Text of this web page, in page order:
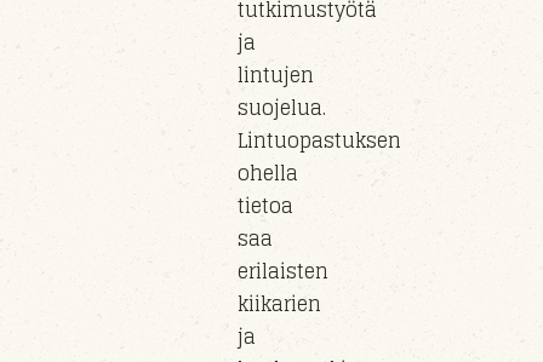
tutkimustyötä
ja
lintujen
suojelua.
Lintuopastuksen
ohella
tietoa
saa
erilaisten
kiikarien
ja